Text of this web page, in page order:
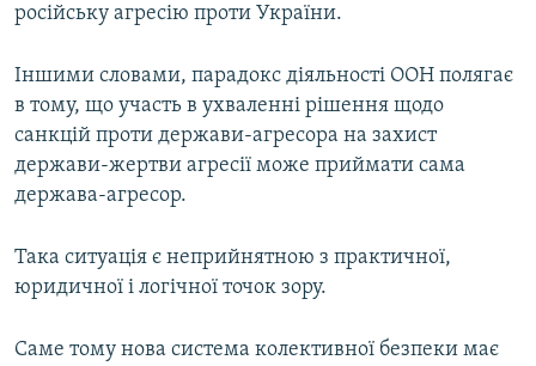
російську агресію проти України.
Іншими словами, парадокс діяльності ООН полягає
в тому, що участь в ухваленні рішення щодо
санкцій проти держави-агресора на захист
держави-жертви агресії може приймати сама
держава-агресор.
Така ситуація є неприйнятною з практичної,
юридичної і логічної точок зору.
Саме тому нова система колективної безпеки має